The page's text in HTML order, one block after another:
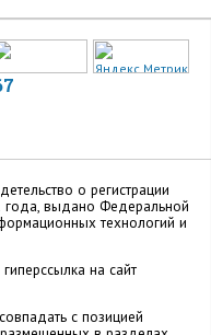
о регистрации
выдано Федеральной
технологий и
на сайт
с позицией